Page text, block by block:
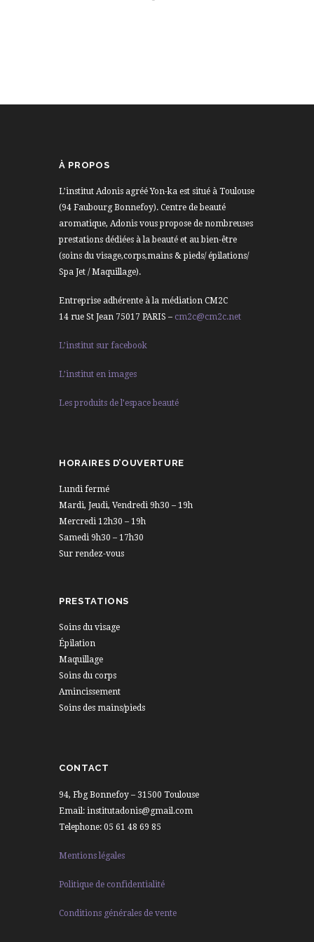
À PROPOS
L’institut Adonis agréé Yon-ka est situé à Toulouse
(94 Faubourg Bonnefoy). Centre de beauté
aromatique, Adonis vous propose de nombreuses
prestations dédiées à la beauté et au bien-être
(soins du visage,corps,mains & pieds/ épilations/
Spa Jet / Maquillage).
Entreprise adhérente à la médiation CM2C
14 rue St Jean 75017 PARIS – cm2c@cm2c.net
L’institut sur facebook
L’institut en images
Les produits de l’espace beauté
HORAIRES D’OUVERTURE
Lundi fermé
Mardi, Jeudi, Vendredi 9h30 – 19h
Mercredi 12h30 – 19h
Samedi 9h30 – 17h30
Sur rendez-vous
PRESTATIONS
Soins du visage
Épilation
Maquillage
Soins du corps
Amincissement
Soins des mains/pieds
CONTACT
94, Fbg Bonnefoy – 31500 Toulouse
Email: institutadonis@gmail.com
Telephone: 05 61 48 69 85
Mentions légales
Politique de confidentialité
Conditions générales de vente